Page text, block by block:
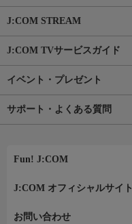
J:COM STREAM
J:COM TVサービスガイド
イベント・プレゼント
サポート・よくある質問
Fun! J:COM
J:COM オフィシャルサイト
お問い合わせ